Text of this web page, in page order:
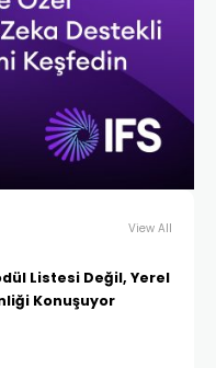
View All
Listesi Değil, Yerel
Konuşuyor